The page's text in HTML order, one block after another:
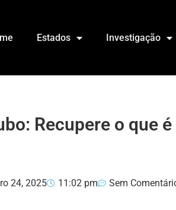
Estados Investigação
Recupere o que
24, 2025 11:02 pm Sem